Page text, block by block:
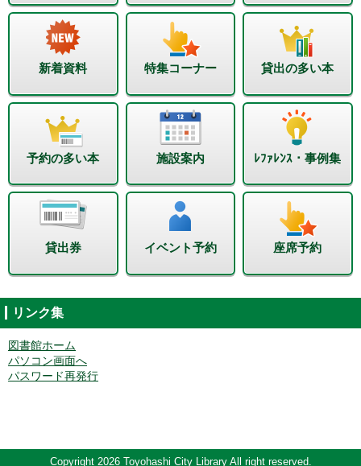
新着資料 特集コーナー 貸出の多い本
予約の多い本 施設案内 ﾚﾌｧﾚﾝｽ・事例集
貸出券 イベント予約 座席予約
リンク集
図書館ホーム
パソコン画面へ
パスワード再発行
Copyright 2026 Toyohashi City Library All right reserved.